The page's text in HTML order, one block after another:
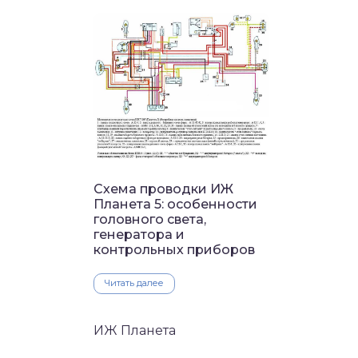
Схема проводки ИЖ
Планета 5: особенности
головного света,
генератора и
контрольных приборов
Читать далее
ИЖ Планета